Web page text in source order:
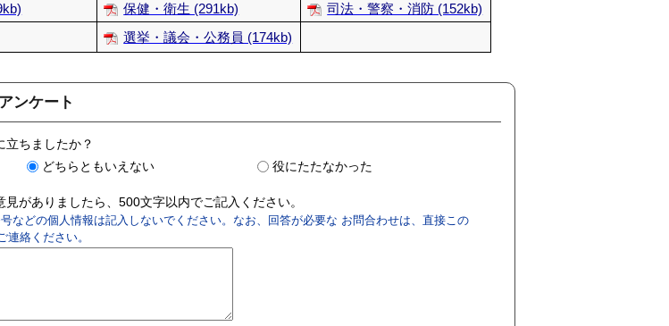
保健・衛生 (291kb)
司法・警察・消防 (152kb)
選挙・議会・公務員 (174kb)
ンケート
立ちましたか？
どちらともいえない 役にたたなかった
見がありましたら、500文字以内でご記入ください。
号などの個人情報は記入しないでください。なお、回答が必要な お問合わせは、直接この
連絡ください。